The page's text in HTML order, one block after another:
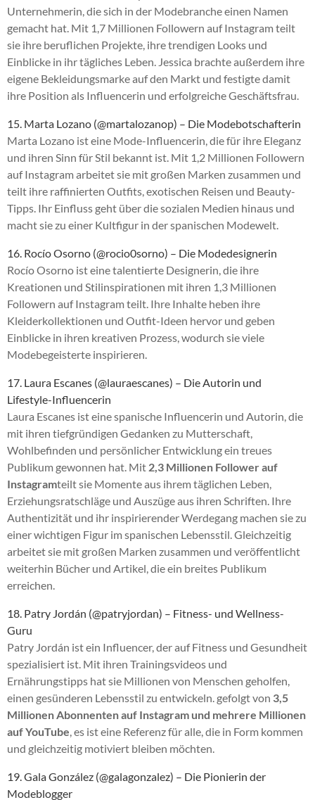
Unternehmerin, die sich in der Modebranche einen Namen
gemacht hat. Mit 1,7 Millionen Followern auf Instagram teilt
sie ihre beruflichen Projekte, ihre trendigen Looks und
Einblicke in ihr tägliches Leben. Jessica brachte außerdem ihre
eigene Bekleidungsmarke auf den Markt und festigte damit
ihre Position als Influencerin und erfolgreiche Geschäftsfrau.
15. Marta Lozano (@martalozanop) – Die Modebotschafterin
Marta Lozano ist eine Mode-Influencerin, die für ihre Eleganz
und ihren Sinn für Stil bekannt ist. Mit 1,2 Millionen Followern
auf Instagram arbeitet sie mit großen Marken zusammen und
teilt ihre raffinierten Outfits, exotischen Reisen und Beauty-
Tipps. Ihr Einfluss geht über die sozialen Medien hinaus und
macht sie zu einer Kultfigur in der spanischen Modewelt.
16. Rocío Osorno (@rocio0sorno) – Die Modedesignerin
Rocío Osorno ist eine talentierte Designerin, die ihre
Kreationen und Stilinspirationen mit ihren 1,3 Millionen
Followern auf Instagram teilt. Ihre Inhalte heben ihre
Kleiderkollektionen und Outfit-Ideen hervor und geben
Einblicke in ihren kreativen Prozess, wodurch sie viele
Modebegeisterte inspirieren.
17. Laura Escanes (@lauraescanes) – Die Autorin und
Lifestyle-Influencerin
Laura Escanes ist eine spanische Influencerin und Autorin, die
mit ihren tiefgründigen Gedanken zu Mutterschaft,
Wohlbefinden und persönlicher Entwicklung ein treues
Publikum gewonnen hat. Mit 2,3 Millionen Follower auf
Instagramteilt sie Momente aus ihrem täglichen Leben,
Erziehungsratschläge und Auszüge aus ihren Schriften. Ihre
Authentizität und ihr inspirierender Werdegang machen sie zu
einer wichtigen Figur im spanischen Lebensstil. Gleichzeitig
arbeitet sie mit großen Marken zusammen und veröffentlicht
weiterhin Bücher und Artikel, die ein breites Publikum
erreichen.
18. Patry Jordán (@patryjordan) – Fitness- und Wellness-
Guru
Patry Jordán ist ein Influencer, der auf Fitness und Gesundheit
spezialisiert ist. Mit ihren Trainingsvideos und
Ernährungstipps hat sie Millionen von Menschen geholfen,
einen gesünderen Lebensstil zu entwickeln. gefolgt von 3,5
Millionen Abonnenten auf Instagram und mehrere Millionen
auf YouTube, es ist eine Referenz für alle, die in Form kommen
und gleichzeitig motiviert bleiben möchten.
19. Gala González (@galagonzalez) – Die Pionierin der
Modeblogger